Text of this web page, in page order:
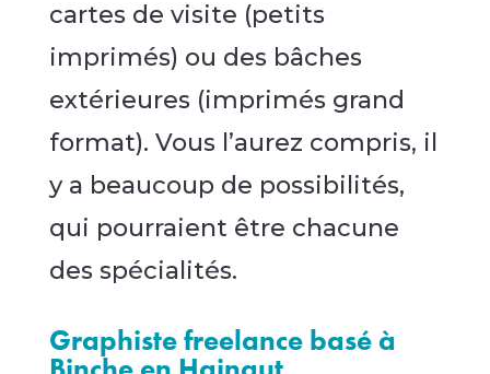
cartes de visite (petits
imprimés) ou des bâches
extérieures (imprimés grand
format). Vous l’aurez compris, il
y a beaucoup de possibilités,
qui pourraient être chacune
des spécialités.
Graphiste freelance basé à